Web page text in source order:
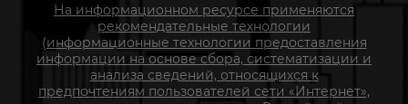
На информационном ресурсе применяются
рекомендательные технологии
(информационные технологии предоставления
информации на основе сбора, систематизации и
анализа сведений, относящихся к
предпочтениям пользователей сети «Интернет»,